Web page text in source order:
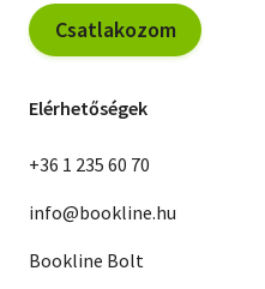
Csatlakozom
Elérhetőségek
+36 1 235 60 70
info@bookline.hu
Bookline Bolt